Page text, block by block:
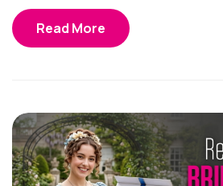
Read More